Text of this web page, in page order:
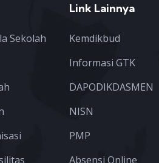
Sekolah
Link Lainnya
Kemdikbud
Informasi GTK
DAPODIKDASMEN
NISN
PMP
Absensi Online